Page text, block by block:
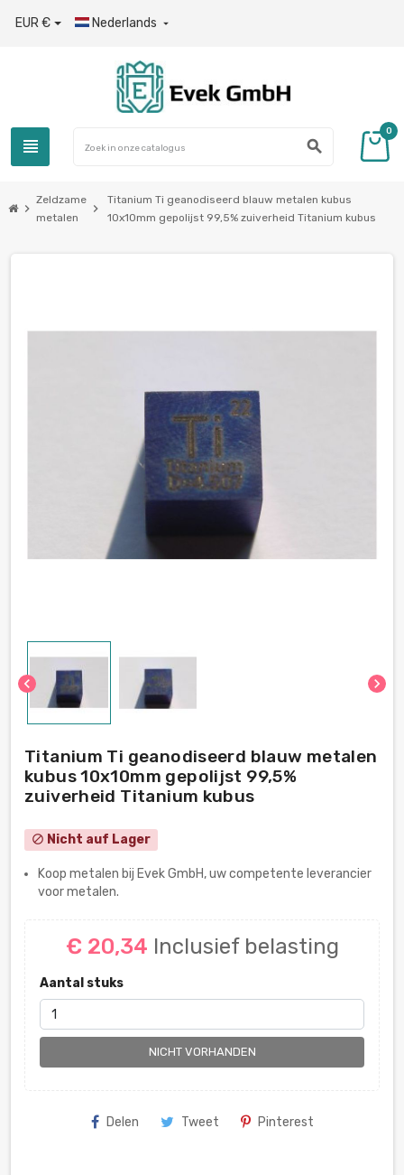
EUR € Nederlands 
view_headline search
0
chevron_right
Zeldzame
metalen
chevron_right
Titanium Ti geanodiseerd blauw metalen kubus
10x10mm gepolijst 99,5% zuiverheid Titanium kubus
chevron_left chevron_right
Titanium Ti geanodiseerd blauw metalen
kubus 10x10mm gepolijst 99,5%
zuiverheid Titanium kubus
block Nicht auf Lager
Koop metalen bij Evek GmbH, uw competente leverancier
voor metalen.
€ 20,34 Inclusief belasting
Aantal stuks
NICHT VORHANDEN
Delen Tweet Pinterest